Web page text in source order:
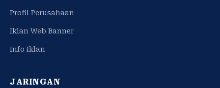
Profil Perusahaan
Iklan Web Banner
Info Iklan
JARINGAN